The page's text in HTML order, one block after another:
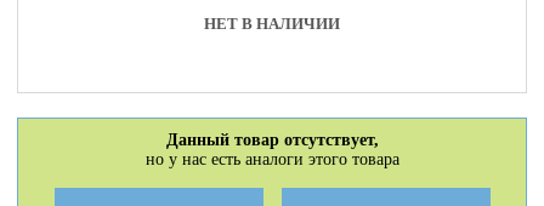
НЕТ В НАЛИЧИИ
Данный товар отсутствует,
но у нас есть аналоги этого товара